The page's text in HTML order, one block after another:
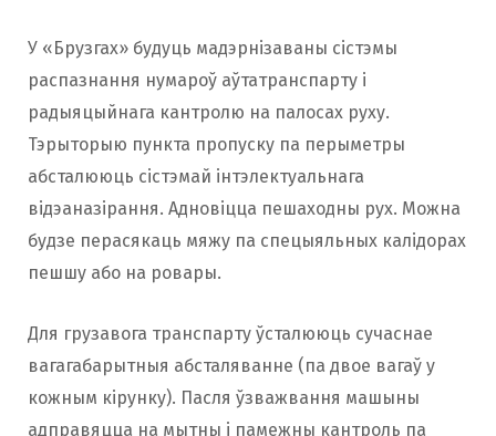
У «Брузгах» будуць мадэрнізаваны сістэмы
распазнання нумароў аўтатранспарту і
радыяцыйнага кантролю на палосах руху.
Тэрыторыю пункта пропуску па перыметры
абсталююць сістэмай інтэлектуальнага
відэаназірання. Адновіцца пешаходны рух. Можна
будзе перасякаць мяжу па спецыяльных калідорах
пешшу або на ровары.
Для грузавога транспарту ўсталююць сучаснае
вагагабарытныя абсталяванне (па двое вагаў у
кожным кірунку). Пасля ўзважвання машыны
адправяцца на мытны і памежны кантроль па